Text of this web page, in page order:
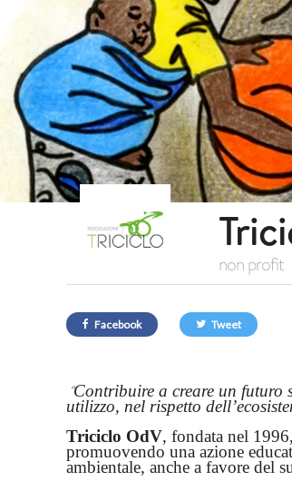
non profit
Facebook Tweet
“Contribuire a creare un futuro
utilizzo, nel rispetto
Triciclo OdV, fondata nel
promuovendo una azione
ambientale, anche a favore del